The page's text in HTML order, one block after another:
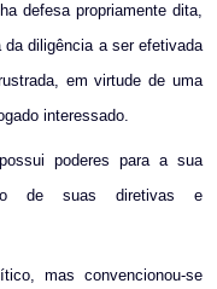
defesa propriamente dita,
diligência a ser efetivada
em virtude de uma
interessado.
poderes para a sua
de suas diretivas e
mas convencionou-se